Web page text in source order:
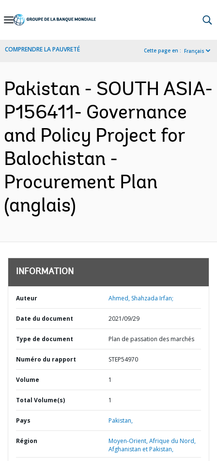
Skip
Navigation
COMPRENDRE LA PAUVRETÉ Cette page en : Français
Pakistan - SOUTH ASIA-
P156411- Governance
and Policy Project for
Balochistan -
Procurement Plan
(anglais)
INFORMATION
Auteur Ahmed, Shahzada Irfan;
Date du document 2021/09/29
Type de document Plan de passation des marchés
Numéro du rapport STEP54970
Volume 1
Total Volume(s) 1
Pays Pakistan,
Région
Moyen-Orient, Afrique du Nord,
Afghanistan et Pakistan,